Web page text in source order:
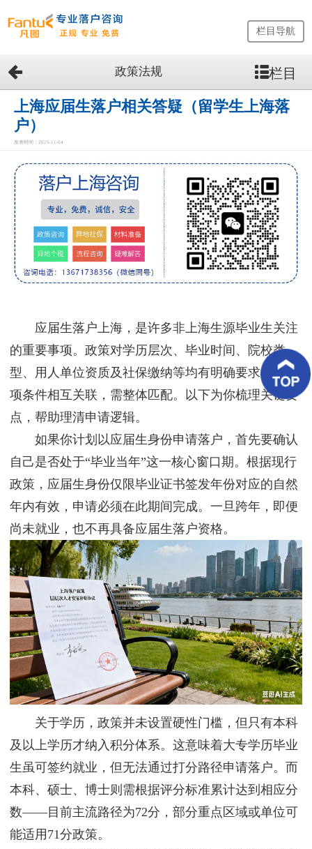
网
站
首
页
留
生
务
优
案
客
好
新
闻
资
讯
联
系
我
们
栏目导航
政策法规 栏目
上海应届生落户相关答疑（留学生上海落
户）
发表时间：2025-11-04
应届生落户上海，是许多非上海生源毕业生关注
的重要事项。政策对学历层次、毕业时间、院校类
型、用人单位资质及社保缴纳等均有明确要求，且各
项条件相互关联，需整体匹配。以下为你梳理关键要
点，帮助理清申请逻辑。
如果你计划以应届生身份申请落户，首先要确认
自己是否处于“毕业当年”这一核心窗口期。根据现行
政策，应届生身份仅限毕业证书签发年份对应的自然
年内有效，申请必须在此期间完成。一旦跨年，即便
尚未就业，也不再具备应届生落户资格。
关于学历，政策并未设置硬性门槛，但只有本科
及以上学历才纳入积分体系。这意味着大专学历毕业
生虽可签约就业，但无法通过打分路径申请落户。而
本科、硕士、博士则需根据评分标准累计达到相应分
数——目前主流路径为72分，部分重点区域或单位可
能适用71分政策。